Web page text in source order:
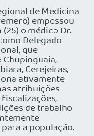
de Medicina
empossou
o médico Dr.
Delegado
que
Chupinguaia,
Cerejeiras,
ativamente
atribuições
de trabalho
a população.